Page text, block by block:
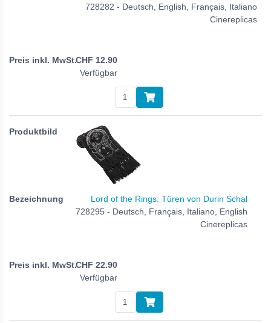
728282 - Deutsch, English, Français, Italiano
Cinereplicas
CHF 12.90
Verfügbar
Lord of the Rings: Türen von Durin Schal
728295 - Deutsch, Français, Italiano, English
Cinereplicas
CHF 22.90
Verfügbar